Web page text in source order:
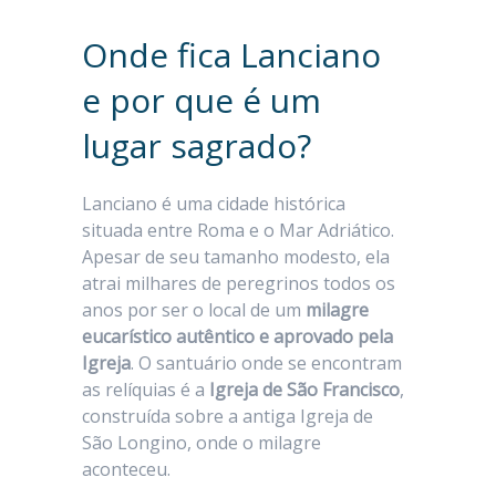
Onde fica Lanciano
e por que é um
lugar sagrado?
Lanciano é uma cidade histórica
situada entre Roma e o Mar Adriático.
Apesar de seu tamanho modesto, ela
atrai milhares de peregrinos todos os
anos por ser o local de um milagre
eucarístico autêntico e aprovado pela
Igreja. O santuário onde se encontram
as relíquias é a Igreja de São Francisco,
construída sobre a antiga Igreja de
São Longino, onde o milagre
aconteceu.